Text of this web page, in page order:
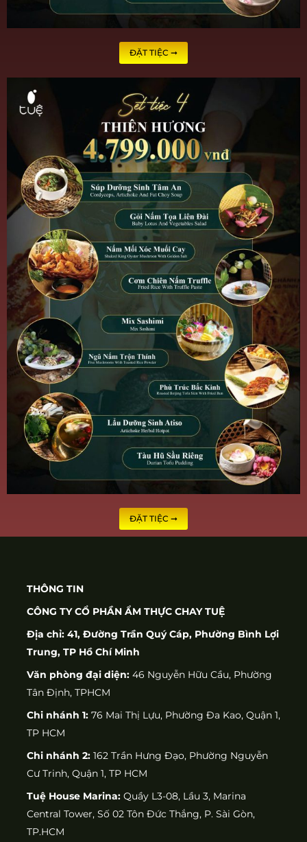
ĐẶT TIỆC ➞
ĐẶT TIỆC ➞
THÔNG TIN
CÔNG TY CỔ PHẦN ẨM THỰC CHAY TUỆ
Địa chỉ: 41, Đường Trần Quý Cáp, Phường Bình Lợi
Trung, TP Hồ Chí Minh
Văn phòng đại diện: 46 Nguyễn Hữu Cầu, Phường
Tân Định, TPHCM
Chi nhánh 1: 76 Mai Thị Lựu, Phường Đa Kao, Quận 1,
TP HCM
Chi nhánh 2: 162 Trần Hưng Đạo, Phường Nguyễn
Cư Trinh, Quận 1, TP HCM
Tuệ House Marina: Quầy L3-08, Lầu 3, Marina
Central Tower, Số 02 Tôn Đức Thắng, P. Sài Gòn,
TP.HCM